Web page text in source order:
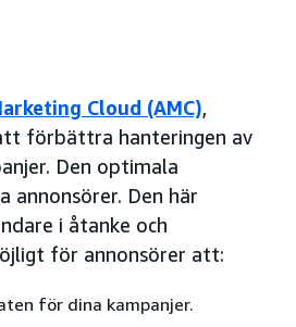
Cloud (AMC),
förbättra hanteringen av
Den optimala
annonsörer. Den här
i åtanke och
för annonsörer att:
för dina kampanjer.